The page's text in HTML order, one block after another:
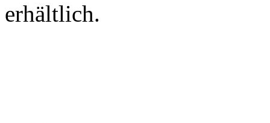
erhältlich.